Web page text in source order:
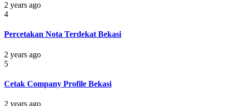
2 years ago
4
Percetakan Nota Terdekat Bekasi
2 years ago
5
Cetak Company Profile Bekasi
2 years ago